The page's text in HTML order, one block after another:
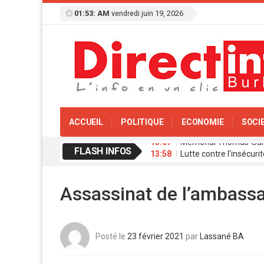
01:53: AM vendredi juin 19, 2026
ACCUEIL POLITIQUE ECONOMIE
FLASH INFOS 13:58
Lutte contre
13:09
Réserve militaire au
13:07
Mémorial Thomas-
Assassinat de
Posté le 23 février 2021 par Lassané BA